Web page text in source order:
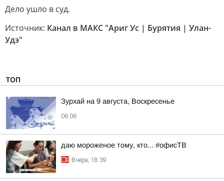
Дело ушло в суд.
Источник: Канал в МАКС "Ариг Ус | Бурятия | Улан-
Удэ"
ТОП
Зурхай на 9 августа, Воскресенье
06:06
даю мороженое тому, кто... #офисТВ
Вчера, 18:39